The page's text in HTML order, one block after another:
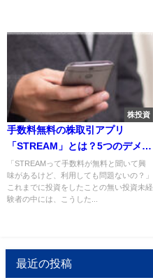
株投資
手数料無料の株取引アプリ
「STREAM」とは？5つのデメリ
ットに注意！
「STREAMって手数料が無料と聞いて興
味があるけど、利用しても問題ないの？」
これまでに投資をしたことの無い投資未経
験者の中には、こうした...
最近の投稿